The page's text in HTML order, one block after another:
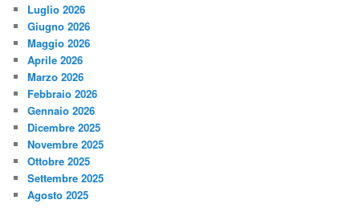
Luglio 2026
Giugno 2026
Maggio 2026
Aprile 2026
Marzo 2026
Febbraio 2026
Gennaio 2026
Dicembre 2025
Novembre 2025
Ottobre 2025
Settembre 2025
Agosto 2025